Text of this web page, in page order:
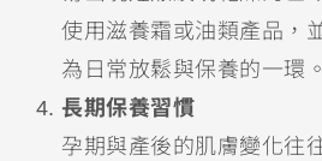
使用滋養霜或油類產品，
為日常放鬆與保養的一環。
長期保養習慣
孕期與產後的肌膚變化往